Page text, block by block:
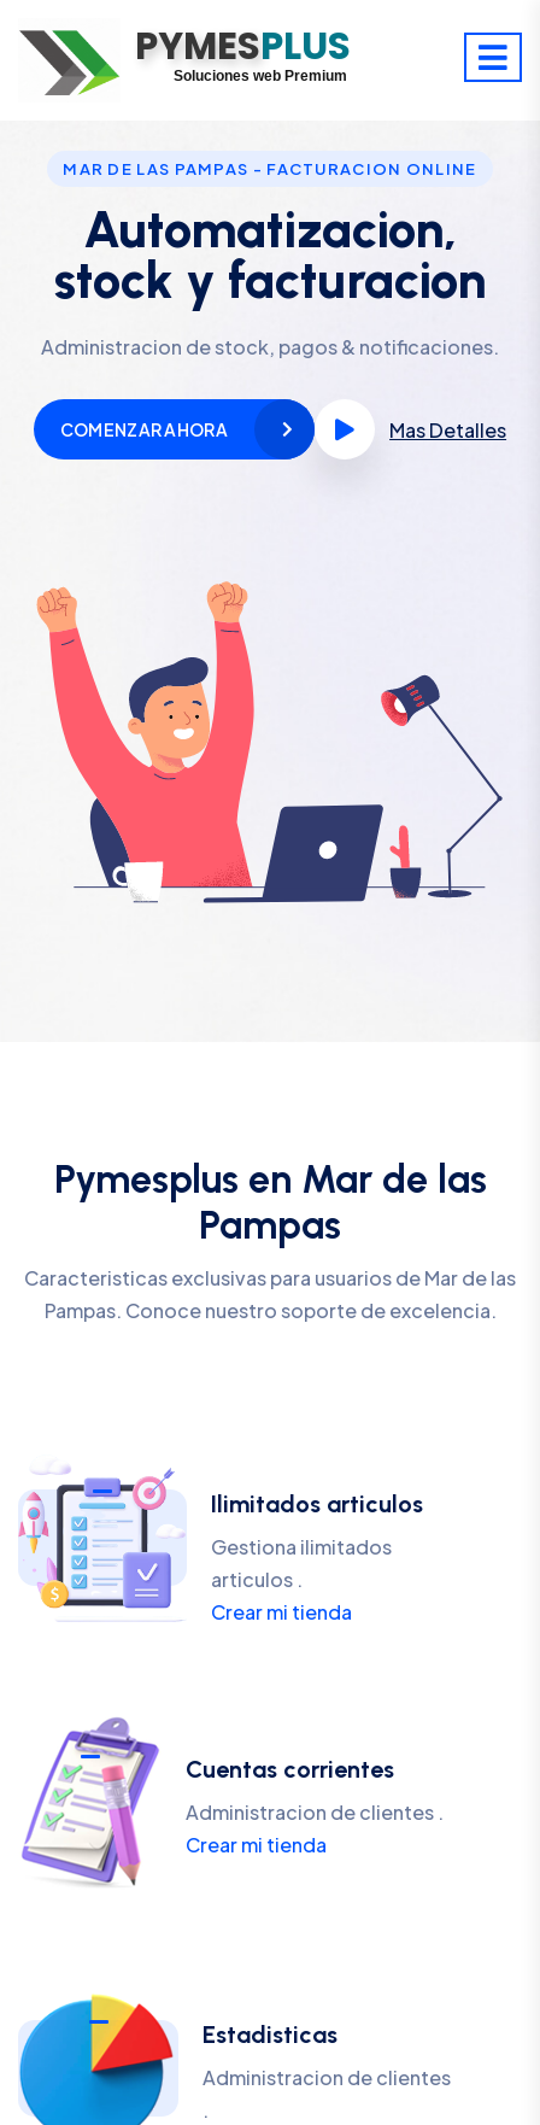
PYMESPLUS
Digitaliza tu éxito
Soluciones web Premium
MAR DE LAS PAMPAS - FACTURACION ONLINE
Automatizacion,
stock y facturacion
Administracion de stock, pagos & notificaciones.
COMENZAR AHORA Mas Detalles
Pymesplus en Mar de las
Pampas
Caracteristicas exclusivas para usuarios de Mar de las
Pampas. Conoce nuestro soporte de excelencia.
Ilimitados articulos
Gestiona ilimitados
articulos .
Crear mi tienda
Cuentas corrientes
Administracion de clientes .
Crear mi tienda
Estadisticas
Administracion de clientes
.